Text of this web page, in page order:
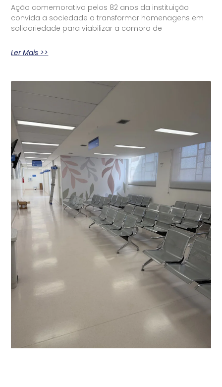
Ação comemorativa pelos 82 anos da instituição
convida a sociedade a transformar homenagens em
solidariedade para viabilizar a compra de
Ler Mais >>